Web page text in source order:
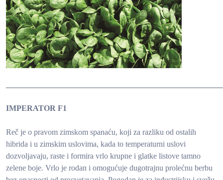
IMPERATOR F1
Reč je o pravom zimskom spanaću, koji za razliku od ostalih
hibrida i u zimskim uslovima, kada to temperaturni uslovi
dozvoljavaju, raste i formira vrlo krupne i glatke listove tamno
zelene boje. Vrlo je rodan i omogućuje dugotrajnu prolećnu berbu